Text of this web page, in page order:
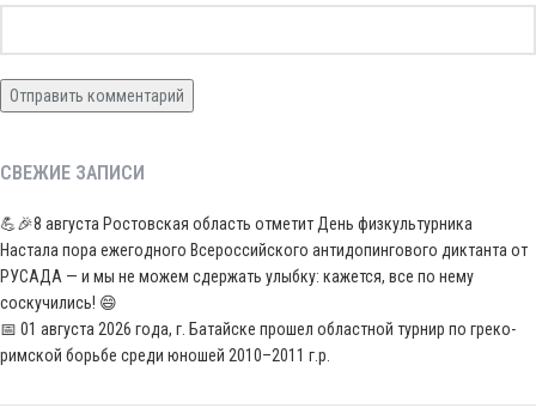
СВЕЖИЕ ЗАПИСИ
💪🎉8 августа Ростовская область отметит День физкультурника
Настала пора ежегодного Всероссийского антидопингового диктанта от
РУСАДА — и мы не можем сдержать улыбку: кажется, все по нему
соскучились! 😄
📅 01 августа 2026 года, г. Батайске прошел областной турнир по греко-
римской борьбе среди юношей 2010–2011 г.р.